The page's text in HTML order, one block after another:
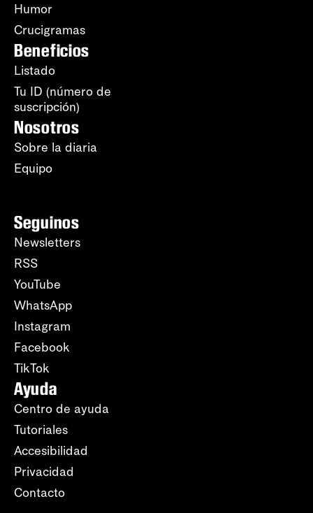
Humor
Crucigramas
Beneficios
Listado
Tu ID (número de
suscripción)
Nosotros
Sobre la diaria
Equipo
Seguinos
Newsletters
RSS
YouTube
WhatsApp
Instagram
Facebook
TikTok
Ayuda
Centro de ayuda
Tutoriales
Accesibilidad
Privacidad
Contacto